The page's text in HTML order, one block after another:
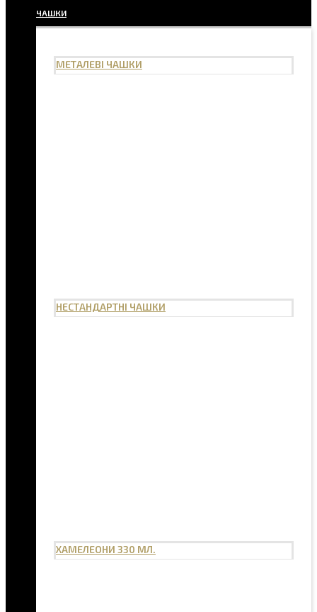
ЧАШКИ
МЕТАЛЕВІ ЧАШКИ
НЕСТАНДАРТНІ ЧАШКИ
ХАМЕЛЕОНИ 330 МЛ.